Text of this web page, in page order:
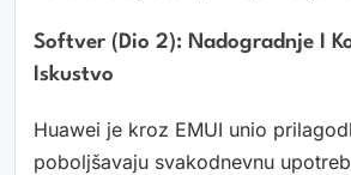
Softver (dio 2): Nadogradnje I
Iskustvo
Huawei je kroz EMUI unio
poboljšavaju svakodnevnu